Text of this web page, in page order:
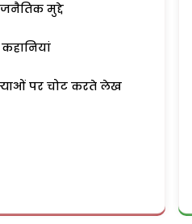
मुद्दे
पर चोट करते लेख